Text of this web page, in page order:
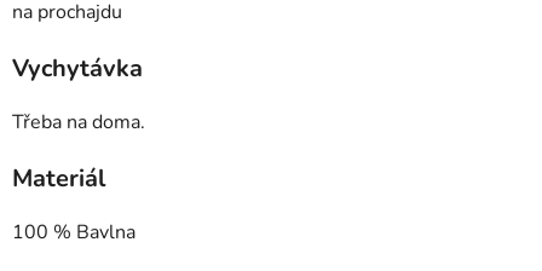
na prochajdu
Vychytávka
Třeba na doma.
Materiál
100 % Bavlna